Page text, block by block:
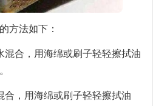
方法如下：
混合，用海绵或刷子轻轻擦拭油
合，用海绵或刷子轻轻擦拭油